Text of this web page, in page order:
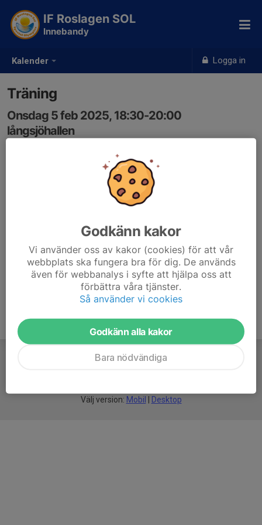
Kalender Logga in
IF Roslagen SOL
Innebandy
Träning
Onsdag 5 feb 2025, 18:30-20:00
långsjöhallen
Välj version: Mobil Desktop
Godkänn kakor
Vi använder oss av kakor (cookies) för att vår
webbplats ska fungera bra för dig. De används
även för webbanalys i syfte att hjälpa oss att
förbättra våra tjänster.
Så använder vi cookies
Godkänn alla kakor
Bara nödvändiga